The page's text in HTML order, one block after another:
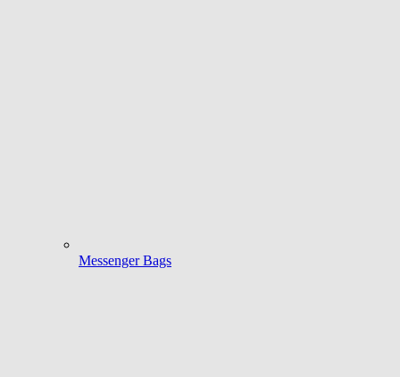
Messenger Bags